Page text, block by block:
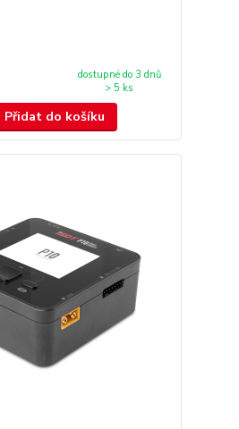
dostupné do 3 dnů
> 5 ks
Přidat do košíku